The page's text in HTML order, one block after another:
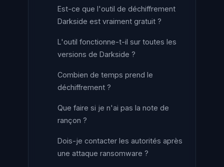
Est-ce que l'outil de déchiffrement
Darkside est vraiment gratuit ?
L'outil fonctionne-t-il sur toutes les
versions de Darkside ?
Combien de temps prend le
déchiffrement ?
Que faire si je n'ai pas la note de
rançon ?
Dois-je contacter les autorités après
une attaque ransomware ?